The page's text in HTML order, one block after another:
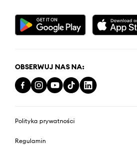
OBSERWUJ NAS NA:
Polityka prywatności
Regulamin